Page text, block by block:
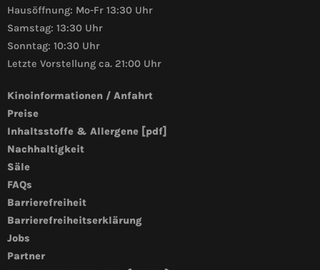
Hausöffnung: Mo-Fr 13:30 Uhr
Samstag: 13:30 Uhr
Sonntag: 10:30 Uhr
Letzte Vorstellung ca. 21:00 Uhr
Kinoinformationen / Anfahrt
Preise
Inhaltsstoffe & Allergene [pdf]
Nachhaltigkeit
Säle
FAQs
Barrierefreiheit
Barrierefreiheitserklärung
Jobs
Partner